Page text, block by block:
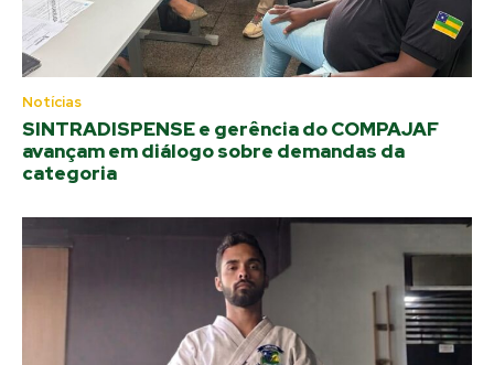
Notícias
SINTRADISPENSE e gerência do COMPAJAF
avançam em diálogo sobre demandas da
categoria